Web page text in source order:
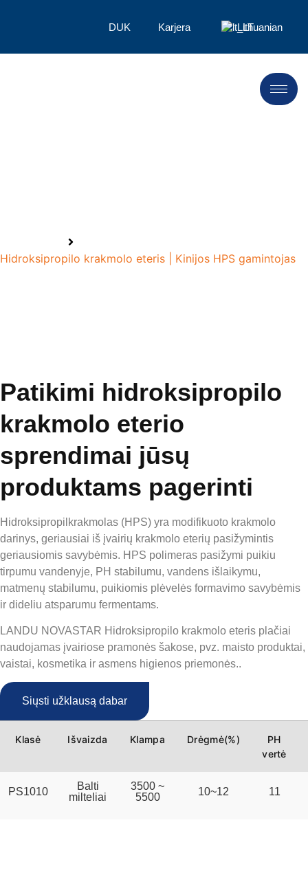
DUK Karjera Lithuanian
Hidroksipropilo krakmolo eteris | Kinijos HPS gamintojas
Patikimi hidroksipropilo
krakmolo eterio
sprendimai jūsų
produktams pagerinti
Hidroksipropilkrakmolas (HPS) yra modifikuoto krakmolo
darinys, geriausiai iš įvairių krakmolo eterių pasižymintis
geriausiomis savybėmis. HPS polimeras pasižymi puikiu
tirpumu vandenyje, PH stabilumu, vandens išlaikymu,
matmenų stabilumu, puikiomis plėvelės formavimo savybėmis
ir dideliu atsparumu fermentams.
LANDU NOVASTAR Hidroksipropilo krakmolo eteris plačiai
naudojamas įvairiose pramonės šakose, pvz. maisto produktai,
vaistai, kosmetika ir asmens higienos priemonės..
Siųsti užklausą dabar
Klasė Išvaizda Klampa Drėgmė(%)
PH
vertė
PS1010
Balti
milteliai
3500 ~
5500
10~12 11